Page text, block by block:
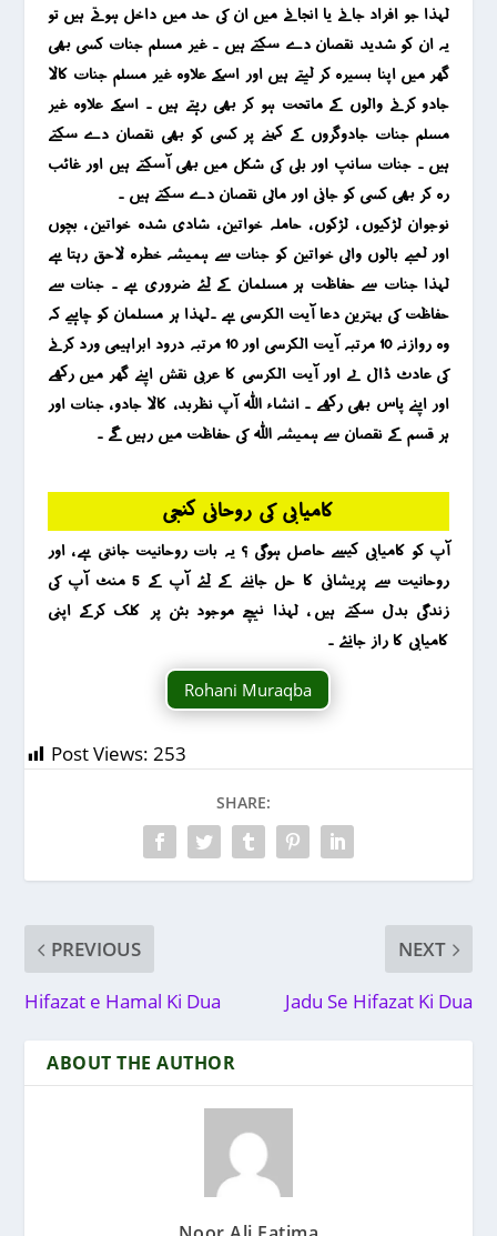
لہذا جو افراد جانے یا انجانے میں ان کی حد میں داخل ہوتے ہیں تو
یہ ان کو شدید نقصان دے سکتے ہیں ۔ غیر مسلم جنات کسی بھی
گھر میں اپنا بسیرہ کر لیتے ہیں اور اسکے علاوہ غیر مسلم جنات کالا
جادو کرنے والوں کے ماتحت ہو کر بھی رہتے ہیں ۔ اسکے علاوہ غیر
مسلم جنات جادوگروں کے کہنے پر کسی کو بھی نقصان دے سکتے
ہیں ۔ جنات سانپ اور بلی کی شکل میں بھی آسکتے ہیں اور غائب
رہ کر بھی کسی کو جانی اور مالی نقصان دے سکتے ہیں ۔
نوجوان لڑکیوں ، لڑکوں ، حاملہ خواتین ، شادی شدہ خواتین ، بچوں
اور لمبے بالوں والی خواتین کو جنات سے ہمیشہ خطرہ لاحق رہتا ہے
لہذا جنات سے حفاظت ہر مسلمان کے لئے ضروری ہے ۔ جنات سے
حفاظت کی بہترین دعا آیت الکرسی ہے ۔لہذا ہر مسلمان کو چاہیے کہ
وہ روازنہ 10 مرتبہ آیت الکرسی اور 10 مرتبہ درود ابراہیمی ورد کرنے
کی عادٹ ڈال لے اور آیت الکرسی کا عربی نقش اپنے گھر میں رکھے
اور اپنے پاس بھی رکھے ۔ انشاء اللہ آپ نظربد ، کالا جادو ، جنات اور
ہر قسم کے نقصان سے ہمیشہ اللہ کی حفاظت میں رہیں گے ۔
کامیابی کی روحانی کنجی
آپ کو کامیابی کیسے حاصل ہوگی ؟ یہ بات روحانیت جانتی ہے ، اور
روحانیت سے پریشانی کا حل جاننے کے لئے آپ کے 5 منٹ آپ کی
زندگی بدل سکتے ہیں ، لہذا نیچے موجود بٹن پر کلک کرکے اپنی
کامیابی کا راز جانئے ۔
Rohani Muraqba
Post Views: 253
SHARE:
PREVIOUS
Hifazat e Hamal Ki Dua
NEXT
Jadu Se Hifazat Ki Dua
ABOUT THE AUTHOR